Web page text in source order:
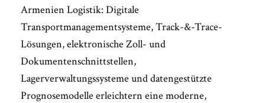
Armenien Logistik: Digitale
Transportmanagementsysteme, Track-&-Trace-
Lösungen, elektronische Zoll- und
Dokumentenschnittstellen,
Lagerverwaltungssysteme und datengestützte
Prognosemodelle erleichtern eine moderne,